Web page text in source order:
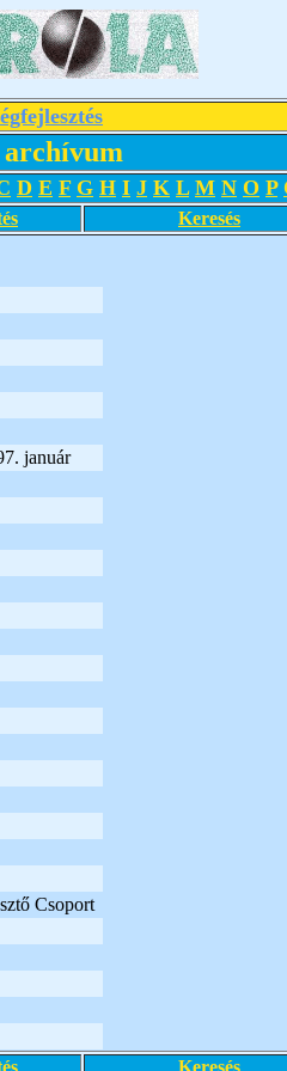
D E F G H I J K L M N O P
Keresés
január
Csoport
Keresés